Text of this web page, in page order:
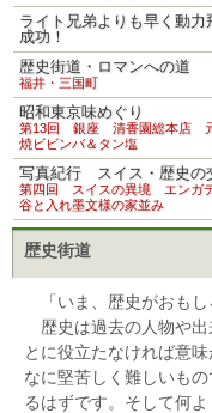
ライト兄弟よりも早く動力
成功！
歴史街道・ロマンへの道
福井・三国町
昭和東京味めぐり
第13回 銀座 清香園総本店
焼ビビンバ＆タン塩
写真紀行 スイス・歴史の
第四回 スイスの異境 エンガ
谷と入れ墨文様の家並み
歴史街道
「いま、歴史がおもし
歴史は過去の人物や出
とに役立たなければ意
なに堅苦しく難しいも
るはずです。そして何